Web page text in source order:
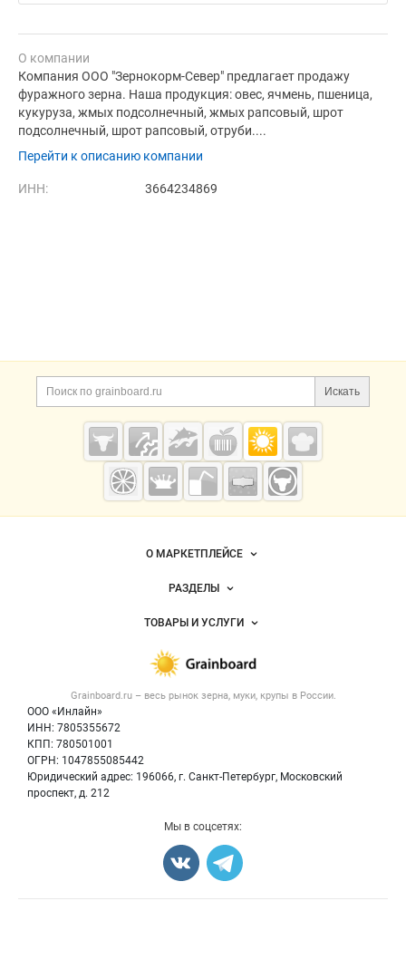
О компании
Компания ООО "Зернокорм-Север" предлагает продажу
фуражного зерна. Наша продукция: овес, ячмень, пшеница,
кукуруза, жмых подсолнечный, жмых рапсовый, шрот
подсолнечный, шрот рапсовый, отруби....
Перейти к описанию компании
ИНН: 3664234869
Дополнительная информация
Поиск по сайту и
Искать
Cсылки на полезные проекты
Grainboard.ru
— зерно и
мука
Важные разделы и контакты
Grainboard.ru – весь рынок зерна, муки, крупы в России.
ООО «Инлайн»
ИНН: 7805355672
КПП: 780501001
ОГРН: 1047855085442
Юридический адрес: 196066, г. Санкт-Петербург, Московский
проспект, д. 212
Навигация по сайтуО МАРКЕТПЛЕЙСЕ
Новости Grainboard.ru
Размещение рекламы
Публичная оферта
Контактная информация
Политика обработки персональных данных
РАЗДЕЛЫ
Объявления
Новости рынка
ТОВАРЫ И УСЛУГИ
Крупы
Мука
Мы в соцсетях: